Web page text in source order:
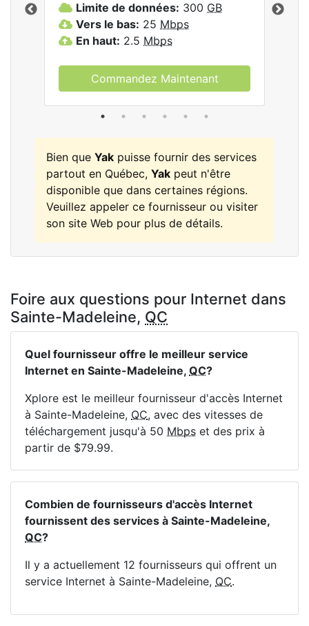
Limite de données: 300 GB
Vers le bas: 25 Mbps
En haut: 2.5 Mbps
Commandez Maintenant
Bien que Yak puisse fournir des services
partout en Québec, Yak peut n'être
disponible que dans certaines régions.
Veuillez appeler ce fournisseur ou visiter
son site Web pour plus de détails.
Foire aux questions pour Internet dans
Sainte-Madeleine, QC
Quel fournisseur offre le meilleur service
Internet en Sainte-Madeleine, QC?
Xplore est le meilleur fournisseur d'accès Internet
à Sainte-Madeleine, QC, avec des vitesses de
téléchargement jusqu'à 50 Mbps et des prix à
partir de $79.99.
Combien de fournisseurs d'accès Internet
fournissent des services à Sainte-Madeleine,
QC?
Il y a actuellement 12 fournisseurs qui offrent un
service Internet à Sainte-Madeleine, QC.